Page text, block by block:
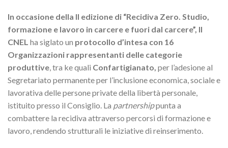
In occasione della II edizione di “Recidiva Zero. Studio,
formazione e lavoro in carcere e fuori dal carcere”, Il
CNEL ha siglato un protocollo d’intesa con 16
Organizzazioni rappresentanti delle categorie
produttive , tra ke quali Confartigianato, per l’adesione al
Segretariato permanente per l’inclusione economica, sociale e
lavorativa delle persone private della libertà personale,
istituito presso il Consiglio. La partnershippunta a
combattere la recidiva attraverso percorsi di formazione e
lavoro, rendendo strutturali le iniziative di reinserimento.